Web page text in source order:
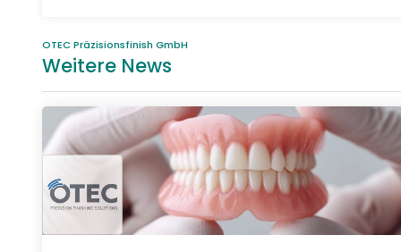
OTEC Präzisionsfinish GmbH
Weitere News